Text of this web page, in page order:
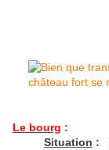
Le bourg :
Situation :